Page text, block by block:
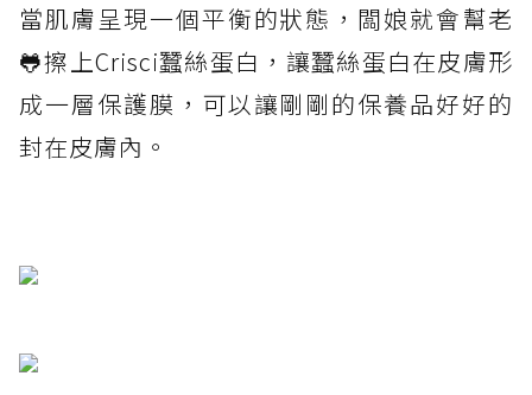
當肌膚呈現一個平衡的狀態，闆娘就會幫老
🐸擦上Crisci蠶絲蛋白，讓蠶絲蛋白在皮膚形
成一層保護膜，可以讓剛剛的保養品好好的
封在皮膚內。